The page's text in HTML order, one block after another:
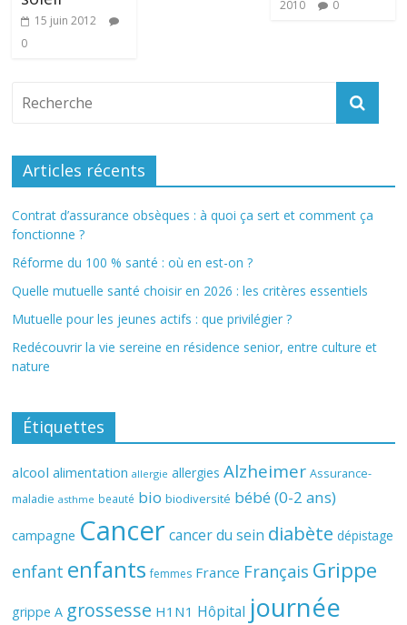
15 juin 2012
0
2010 0
Articles récents
Contrat d’assurance obsèques : à quoi ça sert et comment ça
fonctionne ?
Réforme du 100 % santé : où en est-on ?
Quelle mutuelle santé choisir en 2026 : les critères essentiels
Mutuelle pour les jeunes actifs : que privilégier ?
Redécouvrir la vie sereine en résidence senior, entre culture et
nature
Étiquettes
alcool alimentation allergie allergies Alzheimer Assurance-
maladie asthme beauté bio biodiversité bébé (0-2 ans)
campagne Cancer cancer du sein diabète dépistage
enfant enfants femmes France Français Grippe
grippe A grossesse H1N1 Hôpital journée